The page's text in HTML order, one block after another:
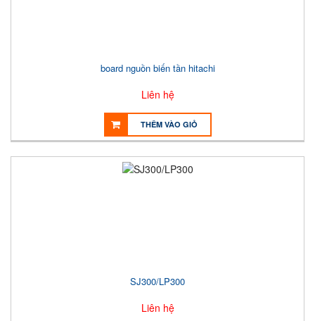
board nguồn biến tần hitachi
Liên hệ
THÊM VÀO GIỎ
SJ300/LP300
Liên hệ